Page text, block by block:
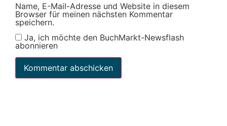
Name, E-Mail-Adresse und Website in diesem
Browser für meinen nächsten Kommentar
speichern.
Ja, ich möchte den BuchMarkt-Newsflash
abonnieren